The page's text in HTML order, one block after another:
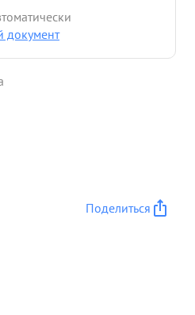
команды плотников.
окончанию
воиск и техники
документ
Поделиться